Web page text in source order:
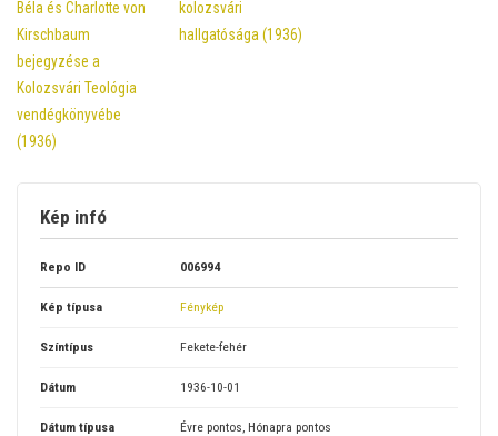
Béla és Charlotte von
Kirschbaum
bejegyzése a
Kolozsvári Teológia
vendégkönyvébe
(1936)
kolozsvári
hallgatósága (1936)
Kép infó
Repo ID 006994
Kép típusa Fénykép
Színtípus Fekete-fehér
Dátum 1936-10-01
Dátum típusa Évre pontos, Hónapra pontos